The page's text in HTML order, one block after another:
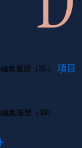
集履歴（35）
項目
集履歴（39）